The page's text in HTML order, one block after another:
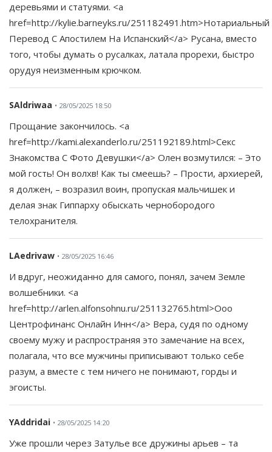
деревьями и статуями. <a
href=http://kylie.barneyks.ru/251182491.htm>Нотариальный
Перевод С Апостилем На Испанский</a> Русана, вместо
того, чтобы думать о русалках, латала прорехи, быстро
орудуя неизменным крючком.
SAldriwaa • 28/05/2025 18:50
Прощание закончилось. <a
href=http://kami.alexanderlo.ru/251192189.html>Секс
Знакомства С Фото Девушки</a> Олен возмутился: – Это
мой гость! Он волхв! Как ты смеешь? – Прости, архиерей,
я должен, – возразил воин, пропуская мальчишек и
делая знак Гиппарху обыскать чернобородого
телохранителя.
LAedrivaw • 28/05/2025 16:46
И вдруг, неожиданно для самого, понял, зачем Земле
волшебники. <a
href=http://arlen.alfonsohnu.ru/251132765.html>Ооо
Центрофинанс Онлайн Инн</a> Вера, судя по одному
своему мужу и распространяя это замечание на всех,
полагала, что все мужчины приписывают только себе
разум, а вместе с тем ничего не понимают, горды и
эгоисты.
YAddridai • 28/05/2025 14:20
Уже прошли через Затулье все дружины арьев – та